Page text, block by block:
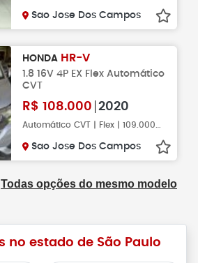
Sao Jose Dos Campos
HONDA HR-V
1.8 16V 4P EX Flex Automático
CVT
R$ 108.000 2020
Sao Jose Dos Campos
Todas opções do mesmo modelo
no estado de São Paulo